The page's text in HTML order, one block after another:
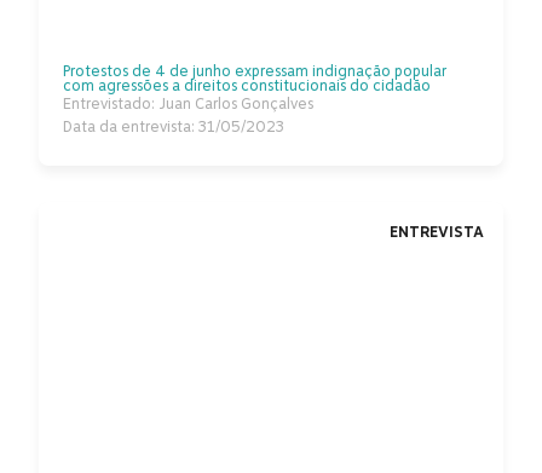
Protestos de 4 de junho expressam indignação popular
com agressões a direitos constitucionais do cidadão
Entrevistado: Juan Carlos Gonçalves
Data da entrevista: 31/05/2023
ENTREVISTA